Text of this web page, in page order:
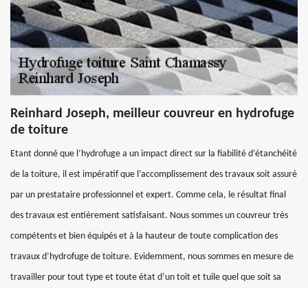
Reinhard Joseph, meilleur couvreur en hydrofuge
de toiture
Etant donné que l’hydrofuge a un impact direct sur la fiabilité d’étanchéité
de la toiture, il est impératif que l’accomplissement des travaux soit assuré
par un prestataire professionnel et expert. Comme cela, le résultat final
des travaux est entièrement satisfaisant. Nous sommes un couvreur très
compétents et bien équipés et à la hauteur de toute complication des
travaux d’hydrofuge de toiture. Evidemment, nous sommes en mesure de
travailler pour tout type et toute état d’un toit et tuile quel que soit sa